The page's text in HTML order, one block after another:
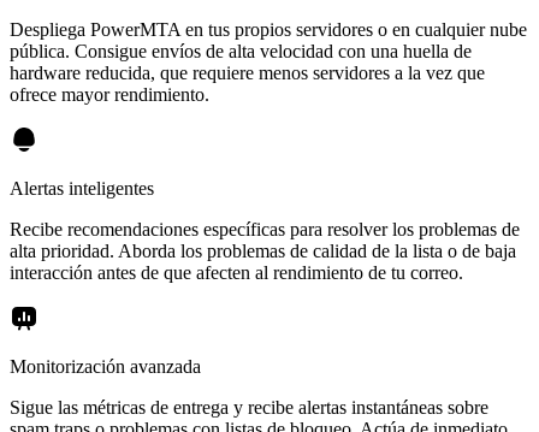
Despliega PowerMTA en tus propios servidores o en cualquier nube
pública. Consigue envíos de alta velocidad con una huella de
hardware reducida, que requiere menos servidores a la vez que
ofrece mayor rendimiento.
Alertas inteligentes
Recibe recomendaciones específicas para resolver los problemas de
alta prioridad. Aborda los problemas de calidad de la lista o de baja
interacción antes de que afecten al rendimiento de tu correo.
Monitorización avanzada
Sigue las métricas de entrega y recibe alertas instantáneas sobre